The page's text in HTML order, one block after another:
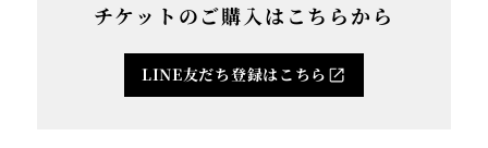
チケットのご購入はこちらから
LINE友だち登録はこちら